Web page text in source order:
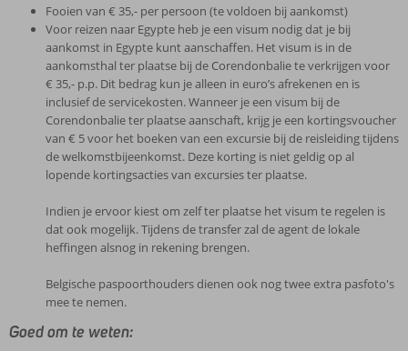
Fooien van € 35,- per persoon (te voldoen bij aankomst)
Voor reizen naar Egypte heb je een visum nodig dat je bij
aankomst in Egypte kunt aanschaffen. Het visum is in de
aankomsthal ter plaatse bij de Corendonbalie te verkrijgen voor
€ 35,- p.p. Dit bedrag kun je alleen in euro’s afrekenen en is
inclusief de servicekosten. Wanneer je een visum bij de
Corendonbalie ter plaatse aanschaft, krijg je een kortingsvoucher
van € 5 voor het boeken van een excursie bij de reisleiding tijdens
de welkomstbijeenkomst. Deze korting is niet geldig op al
lopende kortingsacties van excursies ter plaatse.
Indien je ervoor kiest om zelf ter plaatse het visum te regelen is
dat ook mogelijk. Tijdens de transfer zal de agent de lokale
heffingen alsnog in rekening brengen.
Belgische paspoorthouders dienen ook nog twee extra pasfoto's
mee te nemen.
Goed om te weten: